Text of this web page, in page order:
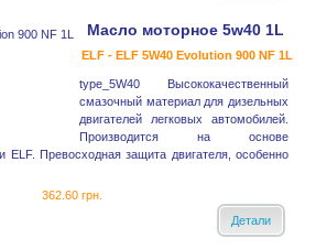
Масло моторное 5w40 1L
ELF - ELF 5W40 Evolution 900 NF 1L
type_5W40 Высококачественный
смазочный материал для дизельных
двигателей легковых автомобилей.
Производится на основе
ELF. Превосходная защита двигателя, особенно
362.60 грн.
Детали